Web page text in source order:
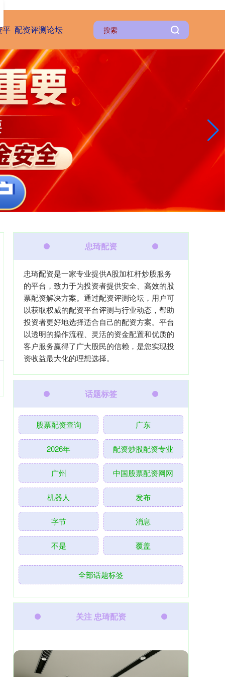
平 配资评测论坛
忠琦配资
忠琦配资是一家专业提供A股加杠杆炒股服务
的平台，致力于为投资者提供安全、高效的股
票配资解决方案。通过配资评测论坛，用户可
以获取权威的配资平台评测与行业动态，帮助
投资者更好地选择适合自己的配资方案。平台
以透明的操作流程、灵活的资金配置和优质的
客户服务赢得了广大股民的信赖，是您实现投
资收益最大化的理想选择。
话题标签
股票配资查询 广东
2026年 配资炒股配资专业
广州 中国股票配资网网
机器人 发布
字节 消息
不是 覆盖
全部话题标签
关注 忠琦配资